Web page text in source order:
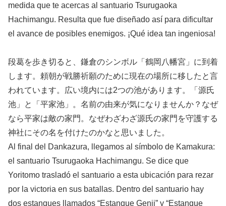
medida que te acercas al santuario Tsurugaoka
Hachimangu. Resulta que fue diseñado así para dificultar
el avance de posibles enemigos. ¡Qué idea tan ingeniosa!
段葛を歩き切ると、鎌倉のシンボル「鶴岡八幡宮」に到着
します。頼朝が戦勝祈願のために現在の場所に移したと言
われています。広い境内には2つの池があります。「源氏
池」と「平家池」。名前の由来が気になりませんか？なぜ
なら平家は敵の家門。なぜわざわざ源氏の家門を守護する
神社にその名を付けたのかなと思いました。
Al final del Dankazura, llegamos al símbolo de Kamakura:
el santuario Tsurugaoka Hachimangu. Se dice que
Yoritomo trasladó el santuario a esta ubicación para rezar
por la victoria en sus batallas. Dentro del santuario hay
dos estanques llamados “Estanque Genji” y “Estanque